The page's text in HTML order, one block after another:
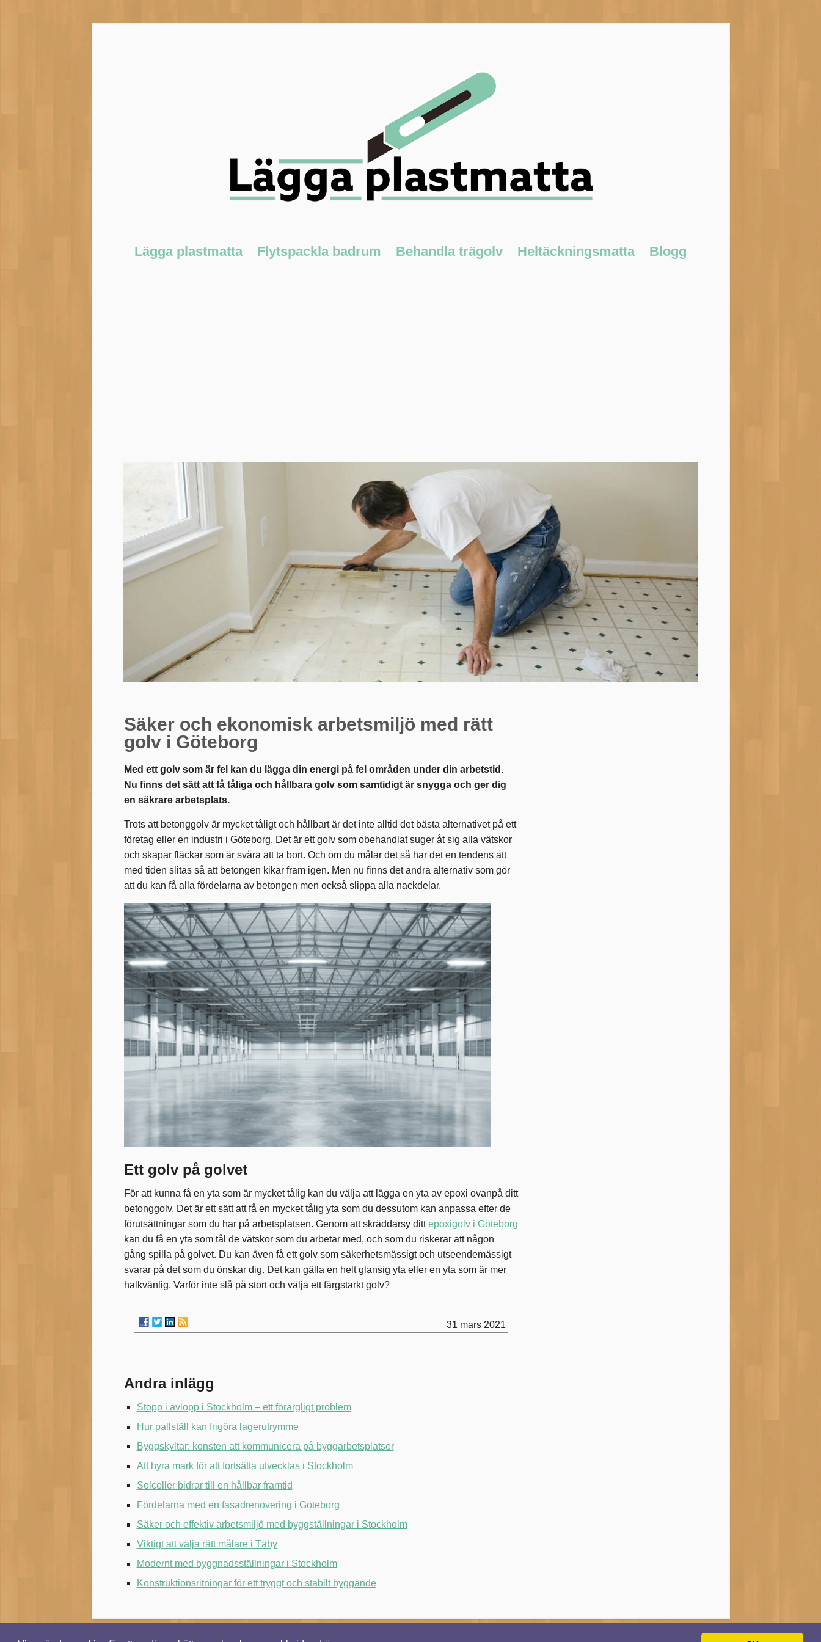
Lägga plastmatta Flytspackla badrum Behandla trägolv Heltäckningsmatta Blogg
Säker och ekonomisk arbetsmiljö med rätt
golv i Göteborg
Med ett golv som är fel kan du lägga din energi på fel områden under din arbetstid.
Nu finns det sätt att få tåliga och hållbara golv som samtidigt är snygga och ger dig
en säkrare arbetsplats.
Trots att betonggolv är mycket tåligt och hållbart är det inte alltid det bästa alternativet på ett
företag eller en industri i Göteborg. Det är ett golv som obehandlat suger åt sig alla vätskor
och skapar fläckar som är svåra att ta bort. Och om du målar det så har det en tendens att
med tiden slitas så att betongen kikar fram igen. Men nu finns det andra alternativ som gör
att du kan få alla fördelarna av betongen men också slippa alla nackdelar.
Ett golv på golvet
För att kunna få en yta som är mycket tålig kan du välja att lägga en yta av epoxi ovanpå ditt
betonggolv. Det är ett sätt att få en mycket tålig yta som du dessutom kan anpassa efter de
förutsättningar som du har på arbetsplatsen. Genom att skräddarsy dittepoxigolv i Göteborg
kan du få en yta som tål de vätskor som du arbetar med, och som du riskerar att någon
gång spilla på golvet. Du kan även få ett golv som säkerhetsmässigt och utseendemässigt
svarar på det som du önskar dig. Det kan gälla en helt glansig yta eller en yta som är mer
halkvänlig. Varför inte slå på stort och välja ett färgstarkt golv?
31 mars 2021
Andra inlägg
Stopp i avlopp i Stockholm – ett förargligt problem
Hur pallställ kan frigöra lagerutrymme
Byggskyltar: konsten att kommunicera på byggarbetsplatser
Att hyra mark för att fortsätta utvecklas i Stockholm
Solceller bidrar till en hållbar framtid
Fördelarna med en fasadrenovering i Göteborg
Säker och effektiv arbetsmiljö med byggställningar i Stockholm
Viktigt att välja rätt målare i Täby
Modernt med byggnadsställningar i Stockholm
Konstruktionsritningar för ett tryggt och stabilt byggande